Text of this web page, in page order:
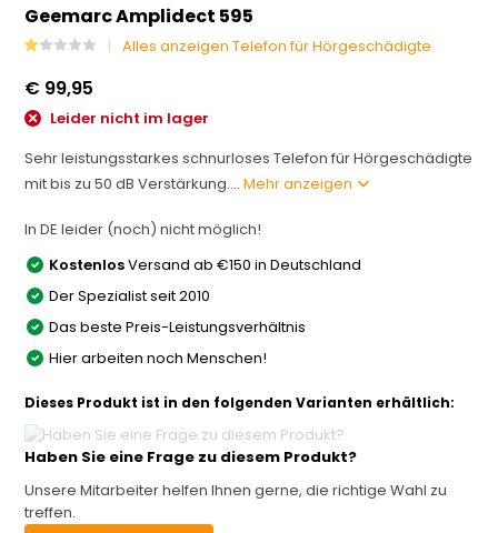
Geemarc Amplidect 595
Alles anzeigen Telefon für Hörgeschädigte
€ 99,95
Leider nicht im lager
Sehr leistungsstarkes schnurloses Telefon für Hörgeschädigte
mit bis zu 50 dB Verstärkung....Mehr anzeigen
In DE leider (noch) nicht möglich!
KostenlosVersand ab €150 in Deutschland
Der Spezialist seit 2010
Das beste Preis-Leistungsverhältnis
Hier arbeiten noch Menschen!
Dieses Produkt ist in den folgenden Varianten erhältlich:
Haben Sie eine Frage zu diesem Produkt?
Unsere Mitarbeiter helfen Ihnen gerne, die richtige Wahl zu
treffen.